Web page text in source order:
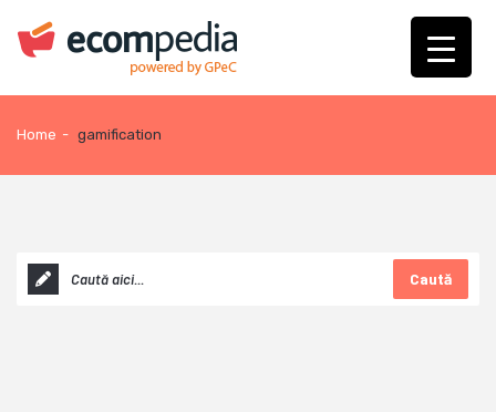
Home - gamification
Caută